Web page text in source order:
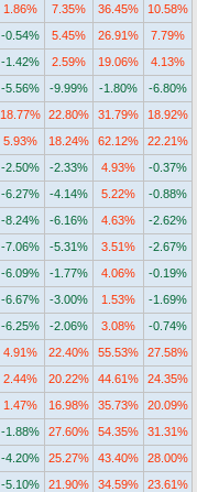
1.86% 7.35% 36.45% 10.58%
-0.54% 5.45% 26.91% 7.79%
-1.42% 2.59% 19.06% 4.13%
-5.56% -9.99% -1.80% -6.80%
18.77% 22.80% 31.79% 18.92%
5.93% 18.24% 62.12% 22.21%
-2.50% -2.33% 4.93% -0.37%
-6.27% -4.14% 5.22% -0.88%
-8.24% -6.16% 4.63% -2.62%
-7.06% -5.31% 3.51% -2.67%
-6.09% -1.77% 4.06% -0.19%
-6.67% -3.00% 1.53% -1.69%
-6.25% -2.06% 3.08% -0.74%
4.91% 22.40% 55.53% 27.58%
2.44% 20.22% 44.61% 24.35%
1.47% 16.98% 35.73% 20.09%
-1.88% 27.60% 54.35% 31.31%
-4.20% 25.27% 43.40% 28.00%
-5.10% 21.90% 34.59% 23.61%